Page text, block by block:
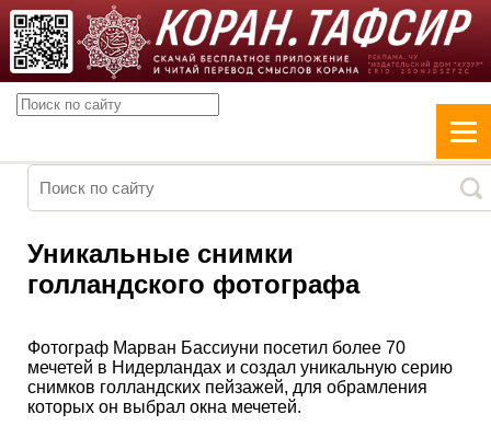
Уникальные снимки
голландского фотографа
Фотограф Марван Бассиуни посетил более 70
мечетей в Нидерландах и создал уникальную серию
снимков голландских пейзажей, для обрамления
которых он выбрал окна мечетей.